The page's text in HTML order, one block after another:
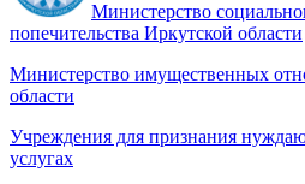
Министерство
попечительства Иркутской области
Министерство имущественных
области
Учреждения для признания
услугах